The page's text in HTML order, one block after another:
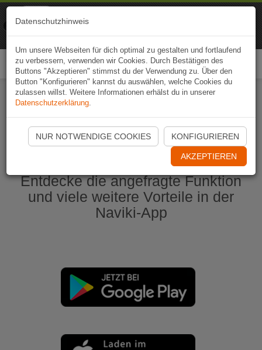
Naviki App jetzt öffnen
Entdecke die angefragte Funktion
und viele weitere Vorteile in der
Naviki-App
Datenschutzhinweis
Um unsere Webseiten für dich optimal zu gestalten und fortlaufend
zu verbessern, verwenden wir Cookies. Durch Bestätigen des
Buttons "Akzeptieren" stimmst du der Verwendung zu. Über den
Button "Konfigurieren" kannst du auswählen, welche Cookies du
zulassen willst. Weitere Informationen erhälst du in unserer
Datenschutzerklärung.
NUR NOTWENDIGE COOKIES KONFIGURIEREN
AKZEPTIEREN
Naviki